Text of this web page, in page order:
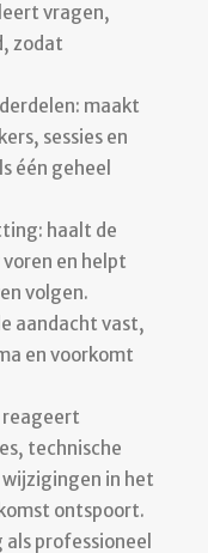
vragen,
zodat
maakt
sessies en
één geheel
haalt de
en helpt
volgen.
aandacht vast,
en voorkomt
reageert
technische
in het
ontspoort.
professioneel